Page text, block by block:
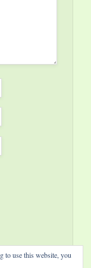
to use this website, you